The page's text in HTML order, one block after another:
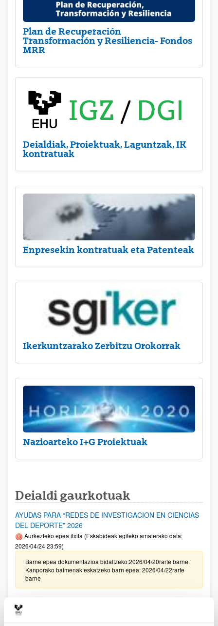
Plan de Recuperación
Transformación y Resiliencia- Fondos
MRR
Deialdiak, Proiektuak, Laguntzak, IK
kontratuak
Enpresekin kontratuak eta Patenteak
Ikerkuntzarako Zerbitzu Orokorrak
Nazioarteko I+G Proiektuak
Deialdi gaurkotuak
AYUDAS PARA “REDES DE INVESTIGACION EN CIENCIAS
DEL DEPORTE” 2026
Aurkezteko epea itxita (Eskabideak egiteko amaierako data:
2026/04/24 23:59)
Barne epea dokumentazioa bidaltzeko:2026/04/20rarte barne.
Kanporako baimenak eskatzeko barn epea: 2026/04/22rarte
barne
laguntzak. Lehen seihilekoa 2026
Aurkezteko epea itxita: 2026/04/14 - 2026/05/13